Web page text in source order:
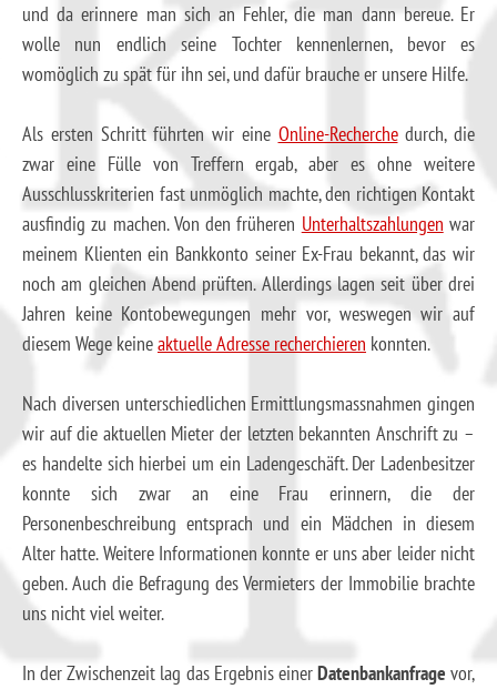
und da erinnere man sich an Fehler, die man dann bereue. Er
wolle nun endlich seine Tochter kennenlernen, bevor es
womöglich zu spät für ihn sei, und dafür brauche er unsere Hilfe.
Als ersten Schritt führten wir eine Online-Recherchedurch, die
zwar eine Fülle von Treffern ergab, aber es ohne weitere
Ausschlusskriterien fast unmöglich machte, den richtigen Kontakt
ausfindig zu machen. Von den früheren Unterhaltszahlungen war
meinem Klienten ein Bankkonto seiner Ex-Frau bekannt, das wir
noch am gleichen Abend prüften. Allerdings lagen seit über drei
Jahren keine Kontobewegungen mehr vor, weswegen wir auf
diesem Wege keineaktuelle Adresse recherchieren konnten.
Nach diversen unterschiedlichen Ermittlungsmassnahmen gingen
wir auf die aktuellen Mieter der letzten bekannten Anschrift zu –
es handelte sich hierbei um ein Ladengeschäft. Der Ladenbesitzer
konnte sich zwar an eine Frau erinnern, die der
Personenbeschreibung entsprach und ein Mädchen in diesem
Alter hatte. Weitere Informationen konnte er uns aber leider nicht
geben. Auch die Befragung des Vermieters der Immobilie brachte
uns nicht viel weiter.
In der Zwischenzeit lag das Ergebnis einerDatenbankanfrage vor,